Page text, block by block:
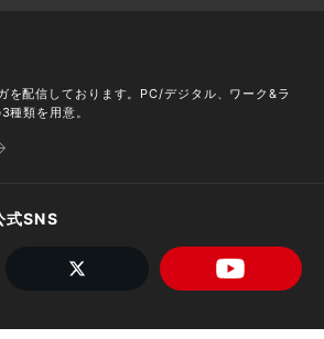
を配信しております。PC/デジタル、ワーク&ラ
種類を用意。
式SNS